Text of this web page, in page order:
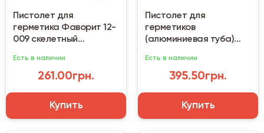
Пистолет для
герметика Фаворит 12-
009 скелетный
Есть в наличии
261.00грн.
Купить
Пистолет для
герметиков
(алюминиевая туба)
Есть в наличии
395.50грн.
Купить